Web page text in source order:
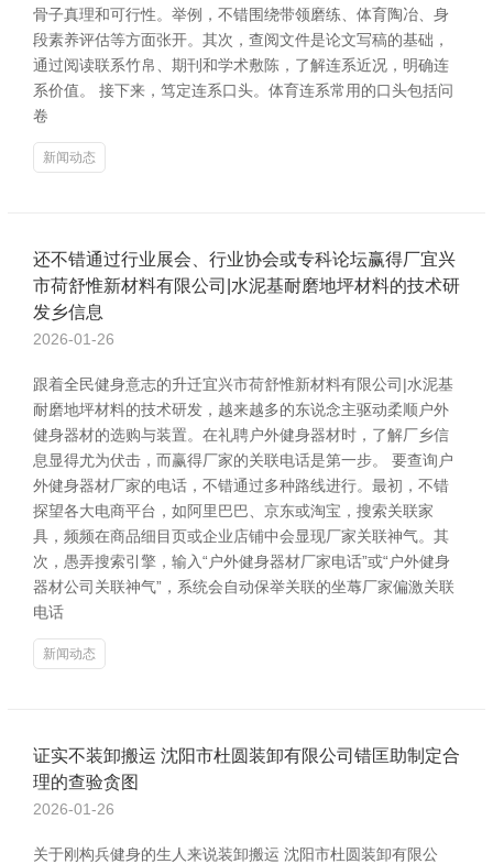
骨子真理和可行性。举例，不错围绕带领磨练、体育陶冶、身
段素养评估等方面张开。其次，查阅文件是论文写稿的基础，
通过阅读联系竹帛、期刊和学术敷陈，了解连系近况，明确连
系价值。 接下来，笃定连系口头。体育连系常用的口头包括问
卷
新闻动态
还不错通过行业展会、行业协会或专科论坛赢得厂宜兴
市荷舒惟新材料有限公司|水泥基耐磨地坪材料的技术研
发乡信息
2026-01-26
跟着全民健身意志的升迁宜兴市荷舒惟新材料有限公司|水泥基
耐磨地坪材料的技术研发，越来越多的东说念主驱动柔顺户外
健身器材的选购与装置。在礼聘户外健身器材时，了解厂乡信
息显得尤为伏击，而赢得厂家的关联电话是第一步。 要查询户
外健身器材厂家的电话，不错通过多种路线进行。最初，不错
探望各大电商平台，如阿里巴巴、京东或淘宝，搜索关联家
具，频频在商品细目页或企业店铺中会显现厂家关联神气。其
次，愚弄搜索引擎，输入“户外健身器材厂家电话”或“户外健身
器材公司关联神气”，系统会自动保举关联的坐蓐厂家偏激关联
电话
新闻动态
证实不装卸搬运 沈阳市杜圆装卸有限公司错匡助制定合
理的查验贪图
2026-01-26
关于刚构兵健身的生人来说装卸搬运 沈阳市杜圆装卸有限公